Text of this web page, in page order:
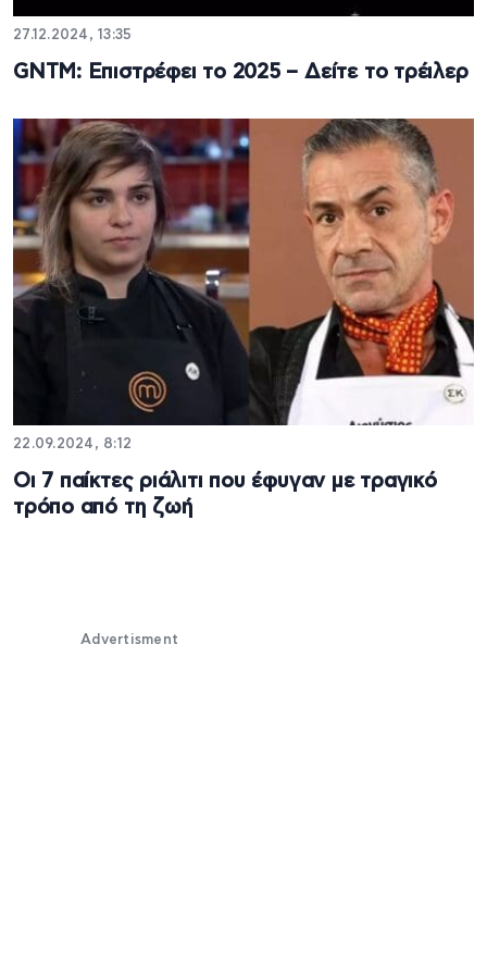
27.12.2024, 13:35
GNTM: Επιστρέφει το 2025 – Δείτε το τρέιλερ
22.09.2024, 8:12
Οι 7 παίκτες ριάλιτι που έφυγαν με τραγικό
τρόπο από τη ζωή
Advertisment